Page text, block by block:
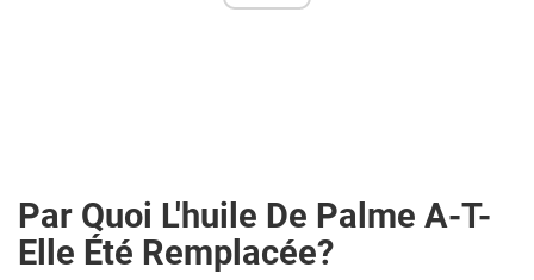
Par Quoi L'huile De Palme A-T-
Elle Été Remplacée?